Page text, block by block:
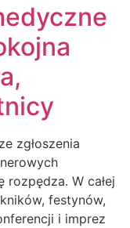
zgłoszenia
rozpędza. W całej
festynów,
i imprez